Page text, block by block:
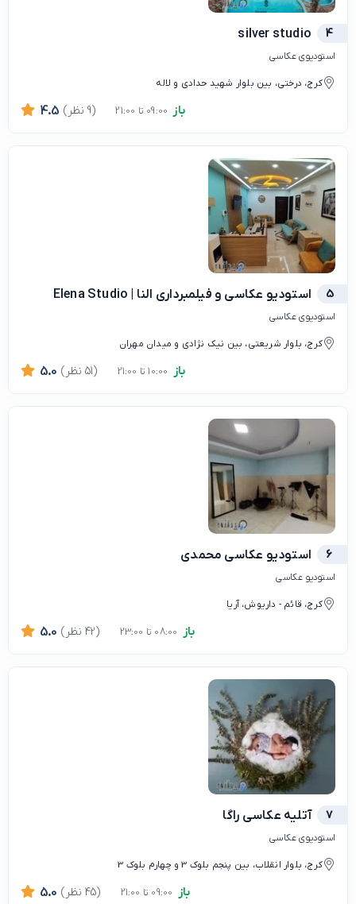
4
silver studio
استودیوی عکاسی
کرج، درختی، بین بلوار شهید حدادی و لاله
باز 4.5 (9 نظر)
5 استودیو عکاسی و فیلمبرداری النا | Elena Studio
استودیوی عکاسی
کرج، بلوار شریعتی، بین نیک نژادی و میدان مهران
باز 5.0 (51 نظر)
6 استودیو عکاسی محمدی
استودیو عکاسی
کرج، قائم - داریوش، آریا
باز 5.0 (42 نظر)
7 آتلیه عکاسی راگا
استودیوی عکاسی
کرج، بلوار انقلاب، بین پنجم بلوک 3 و چهارم بلوک 3
باز 5.0 (45 نظر)